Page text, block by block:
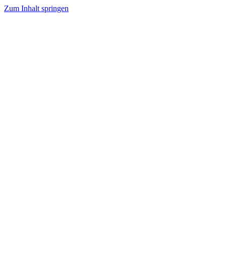
Zum Inhalt springen